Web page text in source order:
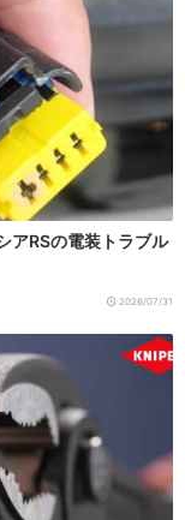
アRSの電装トラブル
2026/07/31